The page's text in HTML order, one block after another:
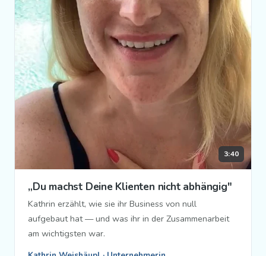
3:40
„Du machst Deine Klienten nicht abhängig"
Kathrin erzählt, wie sie ihr Business von null
aufgebaut hat — und was ihr in der Zusammenarbeit
am wichtigsten war.